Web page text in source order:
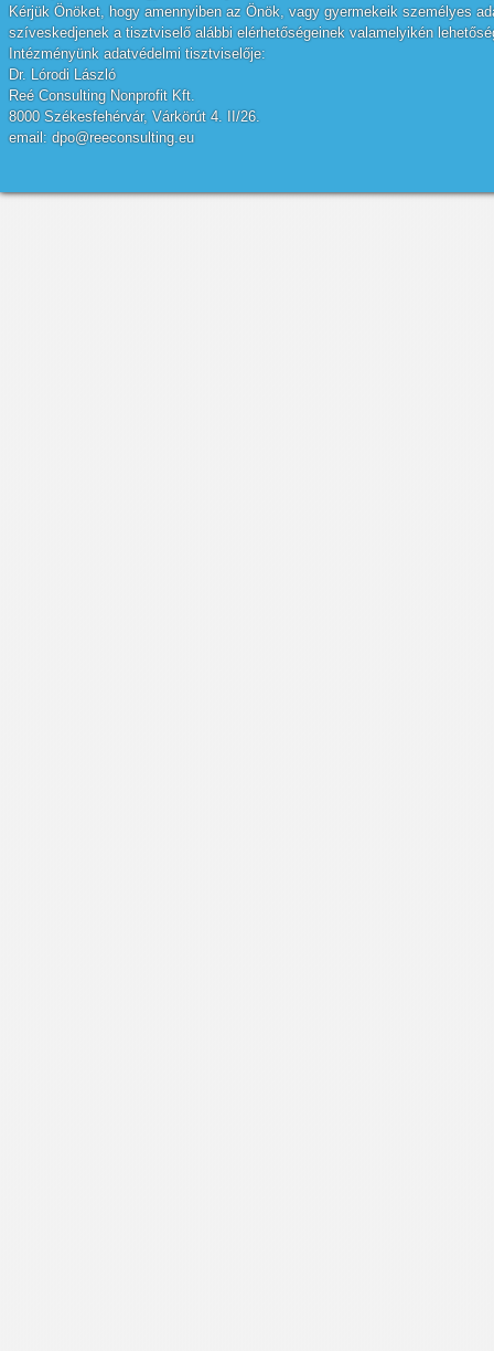
Kérjük Önöket, hogy amennyiben az Önök, vagy gyermekeik személyes
szíveskedjenek a tisztviselő alábbi elérhetőségeinek valamelyikén
Intézményünk adatvédelmi tisztviselője:
Dr. Lórodi László
Reé Consulting Nonprofit Kft.
8000 Székesfehérvár, Várkörút 4. II/26.
email: dpo@reeconsulting.eu